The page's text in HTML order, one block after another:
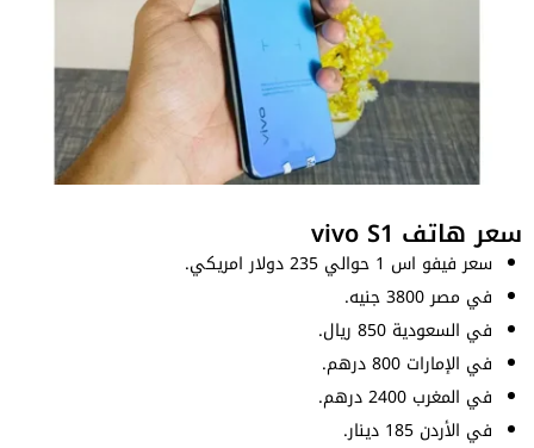
سعر هاتف vivo S1
سعر فيفو اس 1 حوالي 235 دولار امريكي.
في مصر 3800 جنيه.
في السعودية 850 ريال.
في الإمارات 800 درهم.
في المغرب 2400 درهم.
في الأردن 185 دينار.